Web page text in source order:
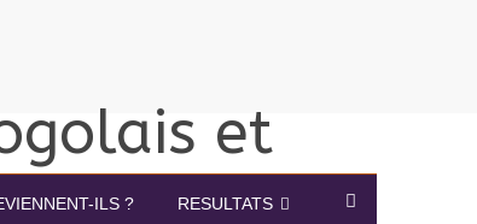
ILS ? RESULTATS